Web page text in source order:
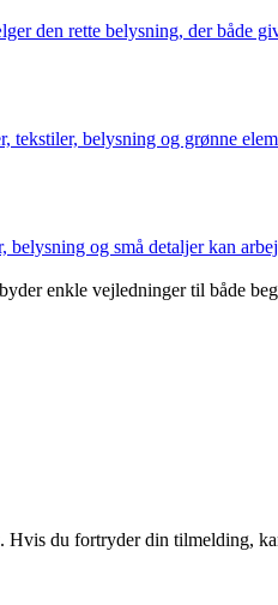
den rette belysning, der både
belysning og grønne
og små detaljer kan
enkle vejledninger til både
Hvis du fortryder din tilmelding,